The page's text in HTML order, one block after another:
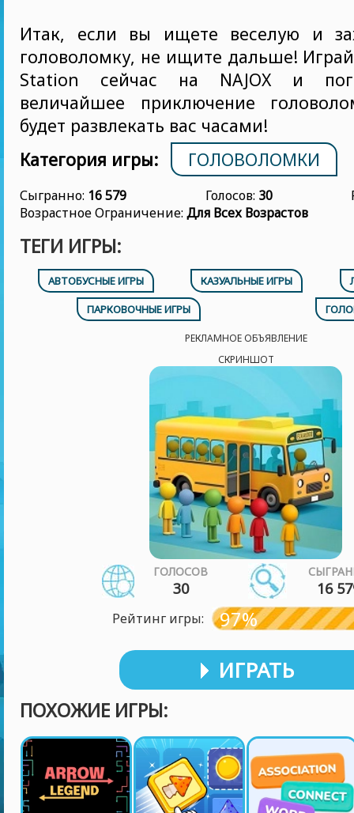
Итак, если вы ищете веселую и
головоломку, не ищите дальше!
Station сейчас на NAJOX и
величайшее приключение
будет развлекать вас часами!
Категория игры:
ГОЛОВОЛОМКИ
Сыгранно: 16 579 Голосов: 30
Возрастное Ограничение: Для Всех Возрастов
ТЕГИ ИГРЫ:
АВТОБУСНЫЕ ИГРЫ КАЗУАЛЬНЫЕ ИГРЫ
ПАРКОВОЧНЫЕ ИГРЫ
РЕКЛАМНОЕ ОБЪЯВЛЕНИЕ
СКРИНШОТ
ГОЛОСОВ
30 16
Рейтинг игры: 97%
ИГРАТЬ
ПОХОЖИЕ ИГРЫ: